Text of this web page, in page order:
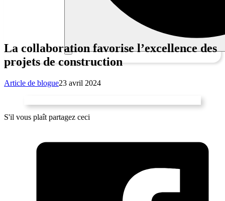
La collaboration favorise l’excellence des
projets de construction
Article de blogue23 avril 2024
S'il vous plaît partagez ceci